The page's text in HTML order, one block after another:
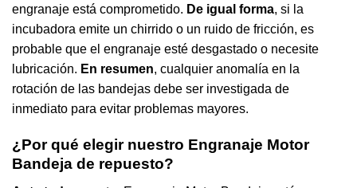
engranaje está comprometido. De igual forma, si la
incubadora emite un chirrido o un ruido de fricción, es
probable que el engranaje esté desgastado o necesite
lubricación. En resumen, cualquier anomalía en la
rotación de las bandejas debe ser investigada de
inmediato para evitar problemas mayores.
¿Por qué elegir nuestro Engranaje Motor
Bandeja de repuesto?